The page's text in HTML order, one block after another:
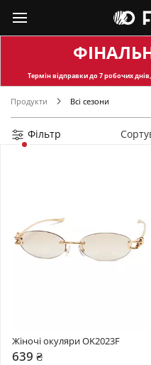
Термін відправкидо 7 робочих
Продукти Всі сезони
Фільтр
Жіночі окуляри OK2023F
639 ₴